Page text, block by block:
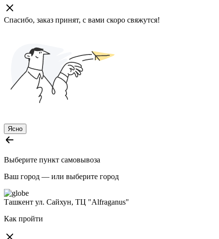
Спасибо, заказ принят, с вами скоро свяжутся!
Ясно
Выберите пункт самовывоза
Ваш город — или выберите город
Ташкент ул. Сайхун, ТЦ "Alfraganus"
Как пройти